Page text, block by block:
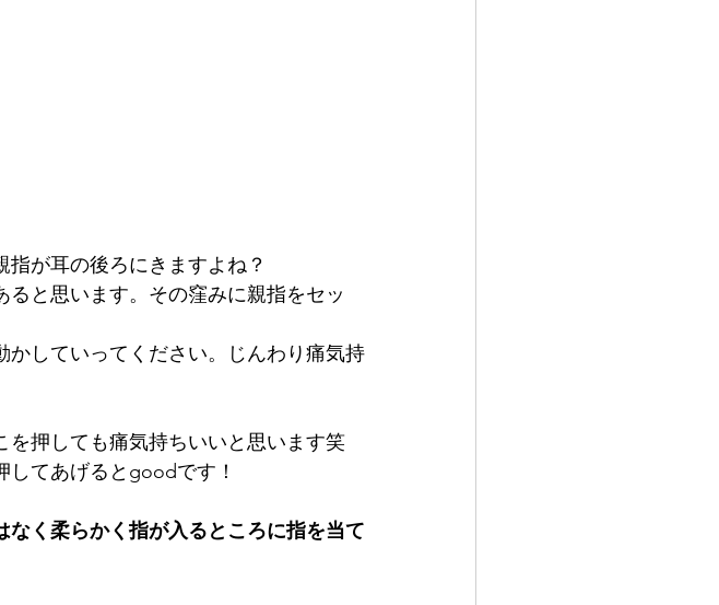
が耳の後ろにきますよね？
と思います。その窪みに親指をセッ
していってください。じんわり痛気持
を押しても痛気持ちいいと思います笑
てあげるとgoodです！
なく柔らかく指が入るところに指を当て